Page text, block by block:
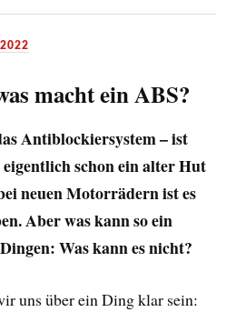
macht ein ABS?
Antiblockiersystem – ist
schon ein alter Hut
neuen Motorrädern ist es
Aber was kann so ein
Was kann es nicht?
uns über ein Ding klar sein: